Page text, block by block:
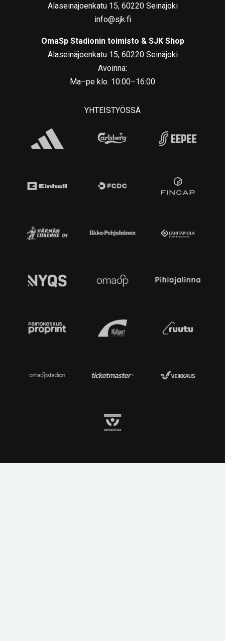
Alaseinäjoenkatu 15, 60220 Seinäjoki
info@sjk.fi
OmaSp Stadionin toimisto & SJK Shop
Alaseinäjoenkatu 15, 60220 Seinäjoki
Avoinna:
Ma–pe klo. 10:00–16:00
YHTEISTYÖSSÄ